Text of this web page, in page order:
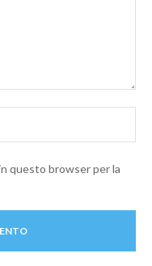
questo browser per la